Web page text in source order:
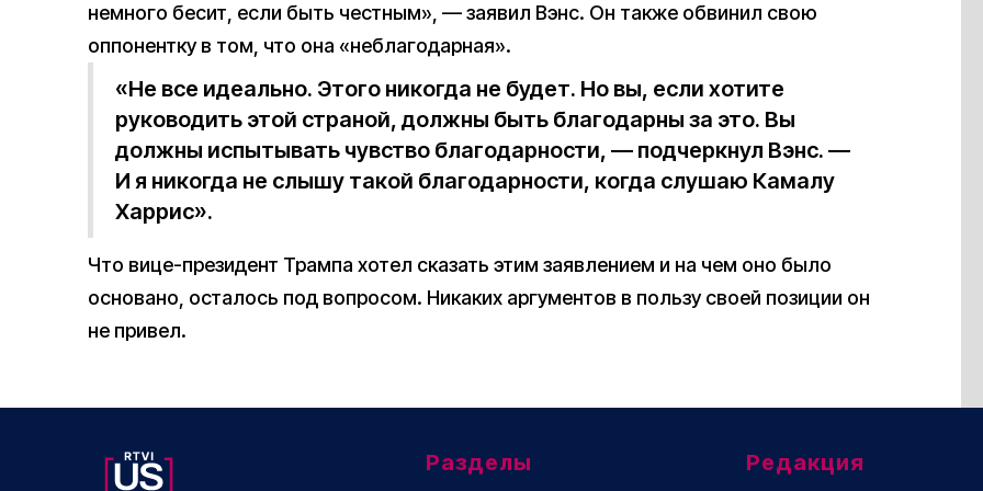
немного бесит, если быть честным», — заявил Вэнс. Он также обвинил свою
оппонентку в том, что она «неблагодарная».
«Не все идеально. Этого никогда не будет. Но вы, если хотите
руководить этой страной, должны быть благодарны за это. Вы
должны испытывать чувство благодарности, — подчеркнул Вэнс. —
И я никогда не слышу такой благодарности, когда слушаю Камалу
Харрис».
Что вице-президент Трампа хотел сказать этим заявлением и на чем оно было
основано, осталось под вопросом. Никаких аргументов в пользу своей позиции он
не привел.
Разделы Редакция